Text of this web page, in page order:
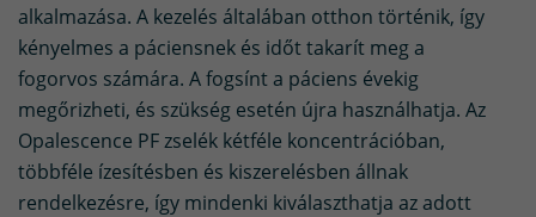
alkalmazása. A kezelés általában otthon történik, így
kényelmes a páciensnek és időt takarít meg a
fogorvos számára. A fogsínt a páciens évekig
megőrizheti, és szükség esetén újra használhatja. Az
Opalescence PF zselék kétféle koncentrációban,
többféle ízesítésben és kiszerelésben állnak
rendelkezésre, így mindenki kiválaszthatja az adott